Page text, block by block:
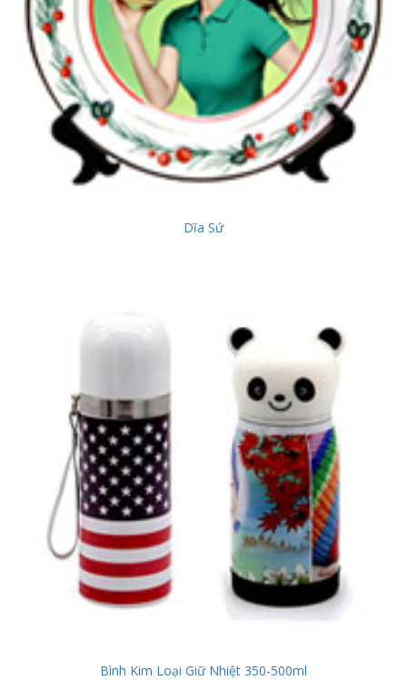
Dĩa Sứ
Bình Kim Loại Giữ Nhiệt 350-500ml